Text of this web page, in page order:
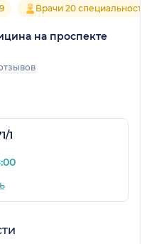
Врачи 20
на проспекте
1